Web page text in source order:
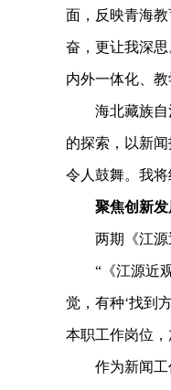
面，反映青海
奋，更让我深
内外一体化、
海北藏族自治
的探索，以新
令人鼓舞。我
聚焦创新发
两期《江源近
“《江源近观
觉，有种‘找到
本职工作岗位
作为新闻工作